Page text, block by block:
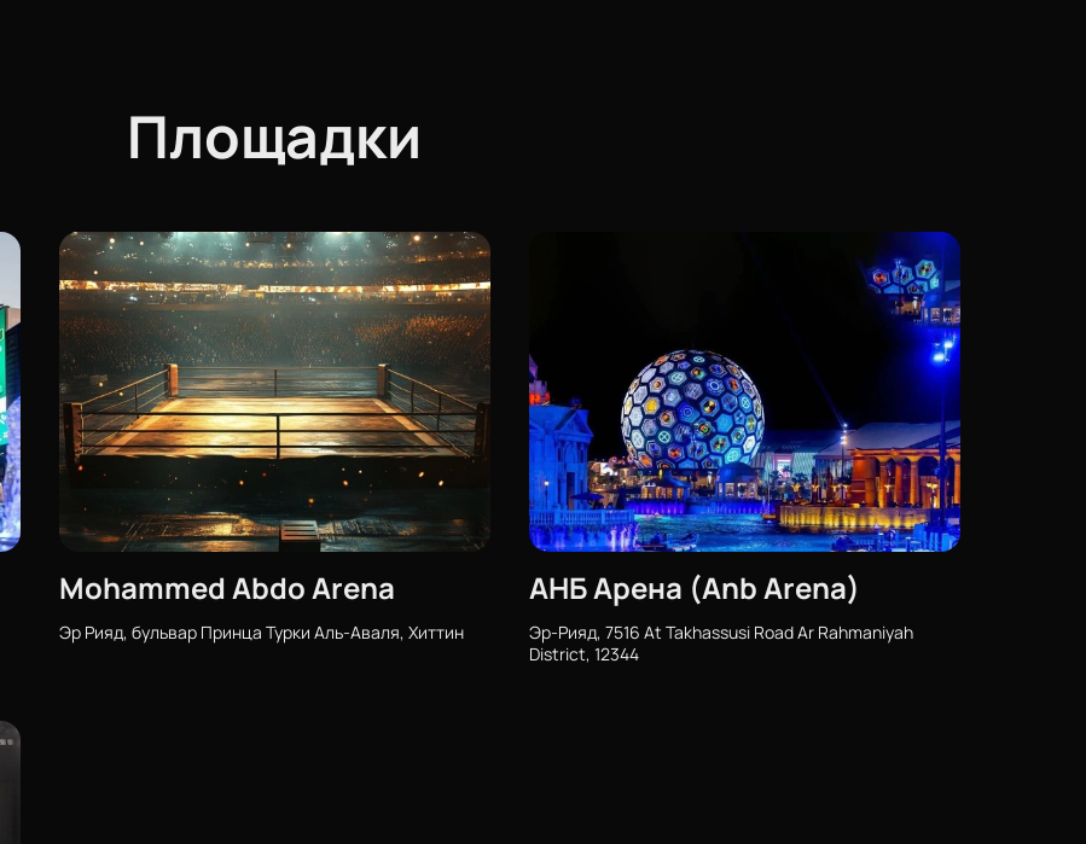
Площадки
Mohammed Abdo Arena
Эр Рияд, бульвар Принца Турки Аль-Аваля, Хиттин
АНБ Арена (Anb Arena)
Эр-Рияд, 7516 At Takhassusi Road Ar Rahmaniyah
District, 12344